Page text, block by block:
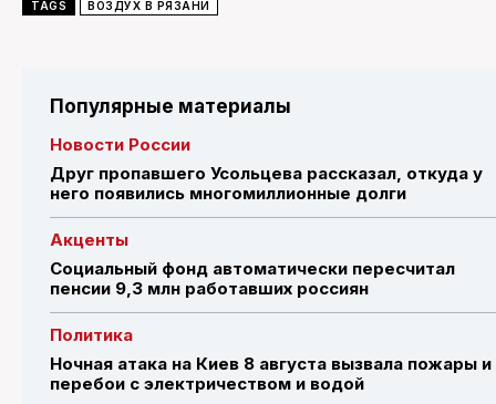
TAGS ВОЗДУХ В РЯЗАНИ
Популярные материалы
Новости России
Друг пропавшего Усольцева рассказал, откуда у
него появились многомиллионные долги
Акценты
Социальный фонд автоматически пересчитал
пенсии 9,3 млн работавших россиян
Политика
Ночная атака на Киев 8 августа вызвала пожары и
перебои с электричеством и водой